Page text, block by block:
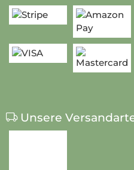
Unsere